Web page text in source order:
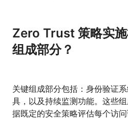
Zero Trust 策略实
组成部分？
关键组成部分包括：身份验证
具，以及持续监测功能。这些
据既定的安全策略评估每个访